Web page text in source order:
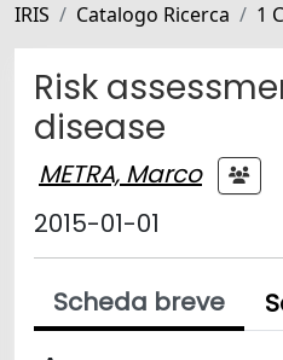
IRIS Catalogo Ricerca 1
Risk
disease
METRA, Marco
2015-01-01
Scheda breve